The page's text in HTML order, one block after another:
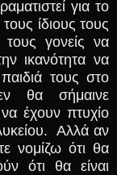
για το
ίδιους τους
γονείς να
ικανότητα να
τους στο
θα σήμαινε
έχουν πτυχίο
Αλλά αν
νομίζω ότι θα
ότι θα είναι